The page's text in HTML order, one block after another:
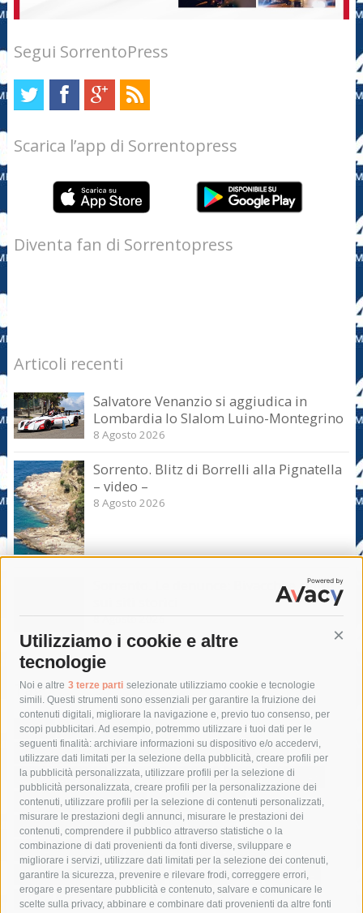
Utilizziamo i cookie e altre
tecnologie
Noi e altre 3 terze parti selezionate utilizziamo cookie e tecnologie
simili. Questi strumenti sono essenziali per garantire la fruizione dei
contenuti digitali, migliorare la navigazione e, previo tuo consenso, per
scopi pubblicitari. Ad esempio, potremmo utilizzare i tuoi dati per le
seguenti finalità: archiviare informazioni su dispositivo e/o accedervi,
utilizzare dati limitati per la selezione della pubblicità, creare profili per
la pubblicità personalizzata, utilizzare profili per la selezione di
pubblicità personalizzata, creare profili per la personalizzazione dei
contenuti, utilizzare profili per la selezione di contenuti personalizzati,
misurare le prestazioni degli annunci, misurare le prestazioni dei
contenuti, comprendere il pubblico attraverso statistiche o la
combinazione di dati provenienti da fonti diverse, sviluppare e
migliorare i servizi, utilizzare dati limitati per la selezione dei contenuti,
garantire la sicurezza, prevenire e rilevare frodi, correggere errori,
erogare e presentare pubblicità e contenuto, salvare e comunicare le
scelte sulla privacy, abbinare e combinare dati provenienti da altre fonti
Segui SorrentoPress
Scarica l’app di Sorrentopress
Diventa fan di Sorrentopress
Articoli recenti
Salvatore Venanzio si aggiudica in
Lombardia lo Slalom Luino-Montegrino
8 Agosto 2026
Sorrento. Blitz di Borrelli alla Pignatella
– video –
8 Agosto 2026
Sorrento. Le denunce: Bivacchi e rifiuti
8 Agosto 2026
Tag
acqua allerta meteo
anas
area marina protetta di punta campanella
arresto
Asl Napoli 3 sud
capitaneria di porto capri
carabinieri
castellammare di stabia
circumvesuviana
comune di sorrento
concerto
contagi
costiera amalfitana
covid-19 eav
elezioni
fondazione sorrento
gori guardia costiera
incidente
lavori
lorenzo balducelli mare massa lubrense